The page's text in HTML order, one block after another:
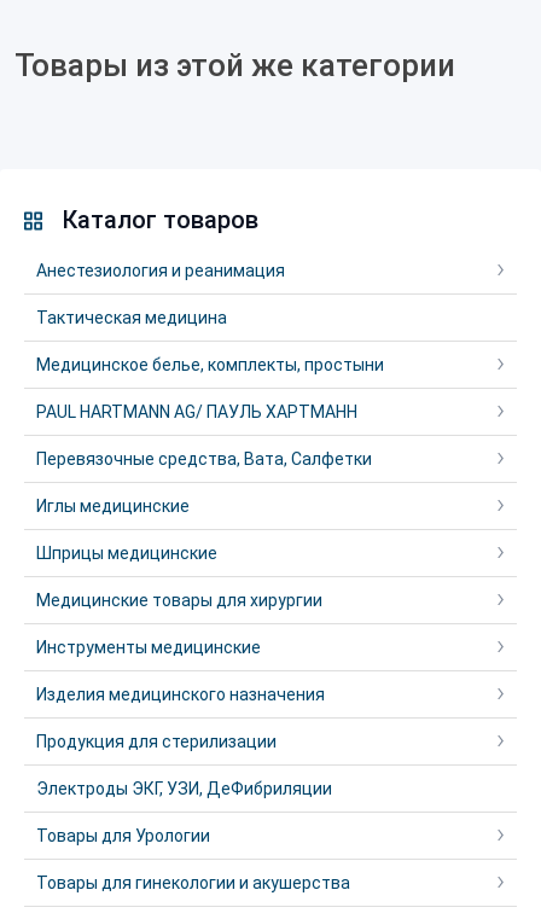
Товары из этой же категории
Каталог товаров
Анестезиология и реанимация
Тактическая медицина
Медицинское белье, комплекты, простыни
PAUL HARTMANN AG/ ПАУЛЬ ХАРТМАНН
Перевязочные средства, Вата, Салфетки
Иглы медицинские
Шприцы медицинские
Медицинские товары для хирургии
Инструменты медицинские
Изделия медицинского назначения
Продукция для стерилизации
Электроды ЭКГ, УЗИ, ДеФибриляции
Товары для Урологии
Товары для гинекологии и акушерства